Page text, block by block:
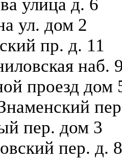
улица д. 6
ул. дом 2
пр. д. 11
наб.
проезд дом
пер. дом 3
пер. д. 8